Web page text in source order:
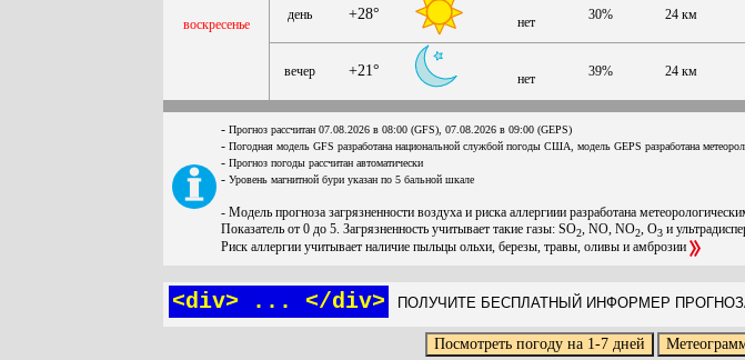
воскресенье
день +28° нет 30% 24 км
вечер +21° нет 39% 24 км
- Прогноз рассчитан 07.08.2026 в 08:00 (GFS), 07.08.2026 в 09:00 (GEPS)
- Погодная модель GFS разработана национальной службой погоды США, модель GEPS разработана
- Прогноз погоды рассчитан автоматически
- Уровень магнитной бури указан по 5 бальной шкале
- Модель прогноза загрязненности воздуха и риска аллергиии разработана
Показатель от 0 до 5. Загрязненность учитывает такие газы: SO2 , NO, NO2 , O3 и
Риск аллергии учитывает наличие пыльцы ольхи, березы, травы, оливы и амброзии
<div> ... </div> ПОЛУЧИТЕ БЕСПЛАТНЫЙ ИНФОРМЕР